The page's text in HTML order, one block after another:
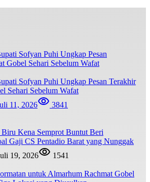
Sofyan Puhi Ungkap Pesan Terakhir
Sehari Sebelum Wafat
11, 2026 3841
Biru Kena Semprot Buntut Beri
Gaji CS Pentadio Barat yang Nunggak
19, 2026
1541
untuk Almarhum Rachmat Gobel